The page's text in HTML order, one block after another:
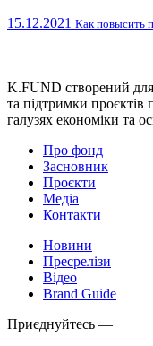
15.12.2021 Как повысить
K.FUND створений для
та підтримки
галузях економіки та
Про фонд
Засновник
Проєкти
Медіа
Контакти
Новини
Пресрелізи
Відео
Brand Guide
Приєднуйтесь —